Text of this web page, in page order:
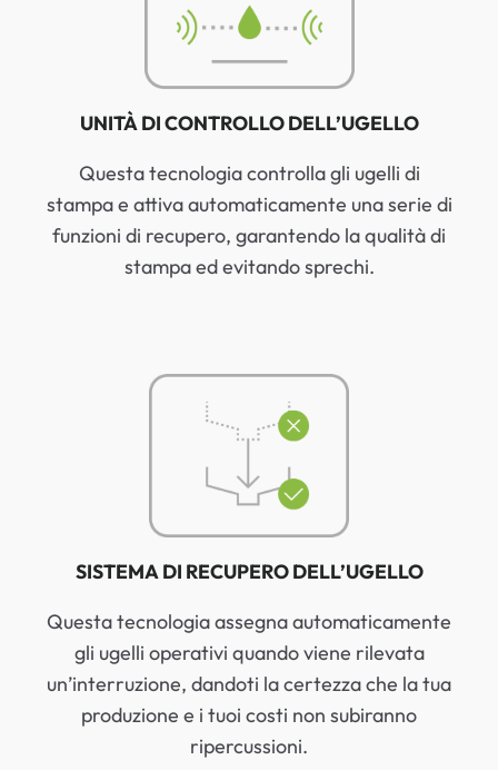
UNITÀ DI CONTROLLO DELL’UGELLO
Questa tecnologia controlla gli ugelli di
stampa e attiva automaticamente una serie di
funzioni di recupero, garantendo la qualità di
stampa ed evitando sprechi.
SISTEMA DI RECUPERO DELL’UGELLO
Questa tecnologia assegna automaticamente
gli ugelli operativi quando viene rilevata
un’interruzione, dandoti la certezza che la tua
produzione e i tuoi costi non subiranno
ripercussioni.